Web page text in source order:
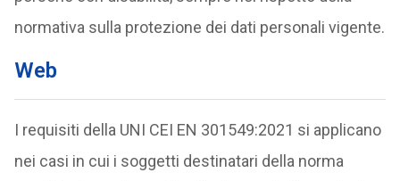
normativa sulla protezione dei dati personali vigente.
Web
I requisiti della UNI CEI EN 301549:2021 si applicano
nei casi in cui i soggetti destinatari della norma